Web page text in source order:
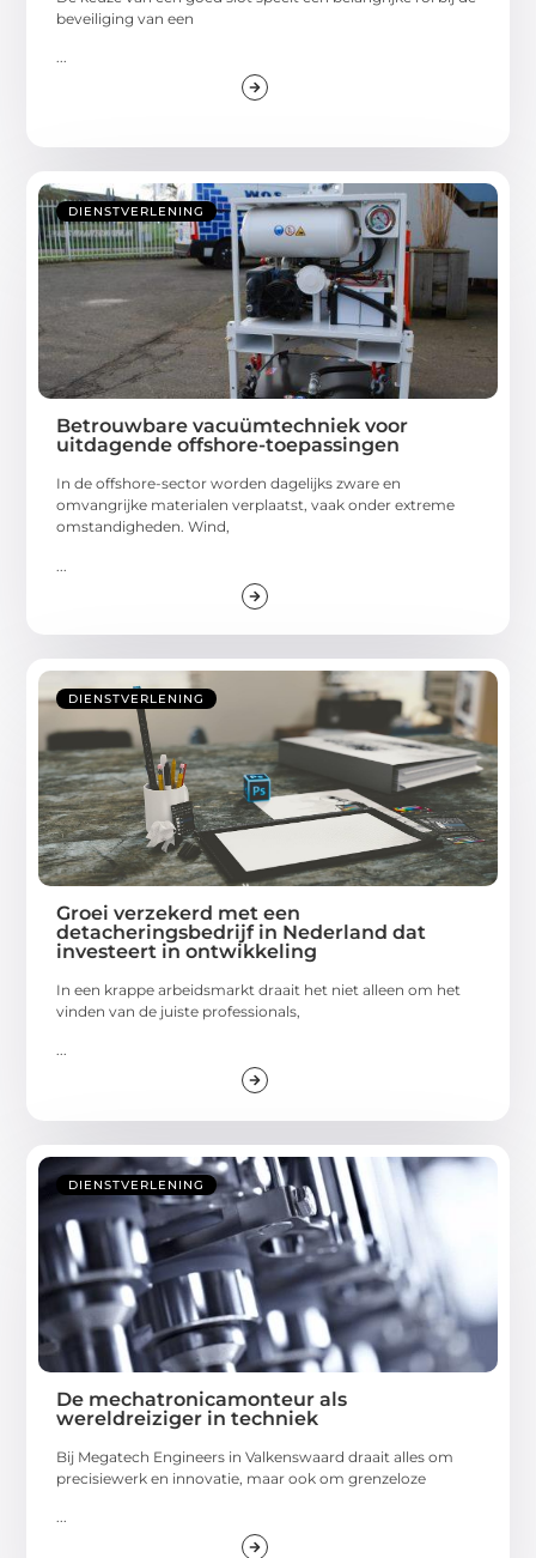
beveiliging van een
...
DIENSTVERLENING
Betrouwbare vacuümtechniek voor
uitdagende offshore-toepassingen
In de offshore-sector worden dagelijks zware en
omvangrijke materialen verplaatst, vaak onder extreme
omstandigheden. Wind,
DIENSTVERLENING
Groei verzekerd met een
detacheringsbedrijf in Nederland dat
investeert in ontwikkeling
In een krappe arbeidsmarkt draait het niet alleen om het
vinden van de juiste professionals,
...
DIENSTVERLENING
De mechatronicamonteur als
wereldreiziger in techniek
Bij Megatech Engineers in Valkenswaard draait alles om
precisiewerk en innovatie, maar ook om grenzeloze
...